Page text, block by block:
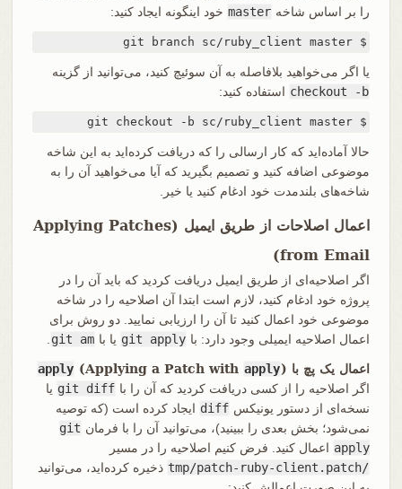
را بر اساس شاخه master خود اینگونه ایجاد کنید:
$ git branch sc/ruby_client master
یا اگر می‌خواهید بلافاصله به آن سوئیچ کنید، می‌توانید از گزینه
checkout -b استفاده کنید:
$ git checkout -b sc/ruby_client master
حالا آماده‌اید که کار ارسالی را که دریافت کرده‌اید به این شاخه
موضوعی اضافه کنید و تصمیم بگیرید که آیا می‌خواهید آن را به
شاخه‌های بلندمدت خود ادغام کنید یا خیر.
اعمال اصلاحات از طریق ایمیل (Applying Patches
from Email)
اگر اصلاحیه‌ای از طریق ایمیل دریافت کردید که باید آن را در
پروژه خود ادغام کنید، لازم است ابتدا آن اصلاحیه را در شاخه
موضوعی خود اعمال کنید تا آن را ارزیابی نمایید. دو روش برای
اعمال اصلاحیه ایمیلی وجود دارد: با git apply یا با git am
اعمال یک پچ با apply (Applying a Patch with apply)
اگر اصلاحیه را از کسی دریافت کردید که آن را با git diff یا
نسخه‌ای از دستور یونیکس diff ایجاد کرده است (که توصیه
نمی‌شود؛ بخش بعدی را ببینید)، می‌توانید آن را با فرمان git
apply اعمال کنید. فرض کنیم اصلاحیه را در مسیر
/tmp/patch-ruby-client.patch
ذخیره کرده‌اید، می‌توانید